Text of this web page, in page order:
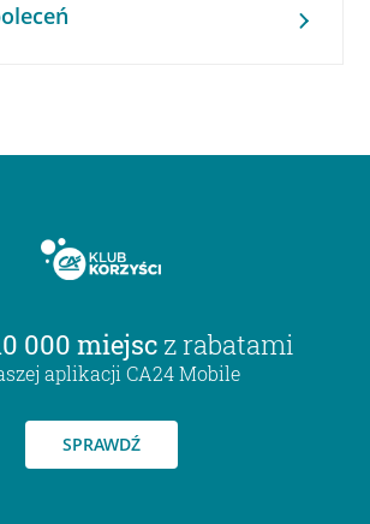
000 miejsc z rabatami
aplikacji CA24 Mobile
SPRAWDŹ